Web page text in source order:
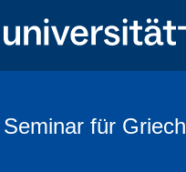
Seminar für